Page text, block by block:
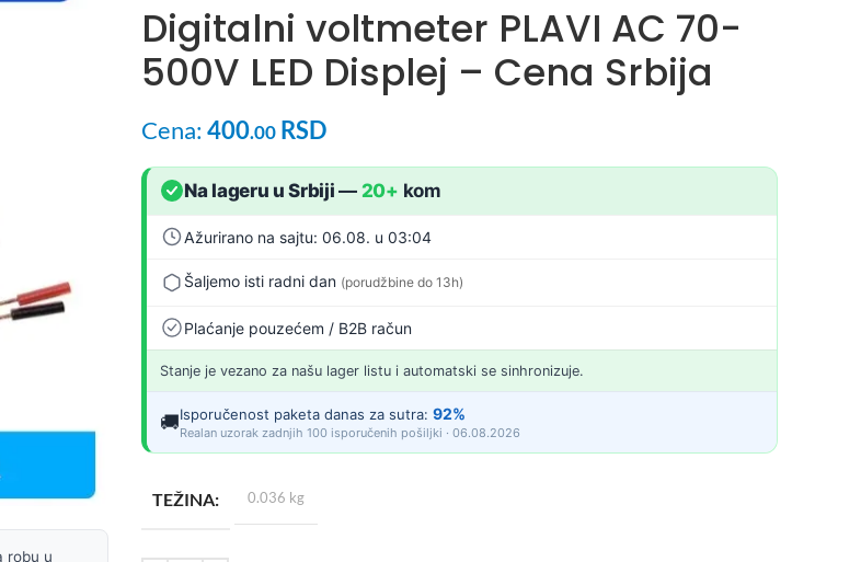
robu u
Digitalni voltmeter PLAVI AC 70-
500V LED Displej – Cena Srbija
Cena: 400.00 RSD
Na lageru u Srbiji — 20+ kom
Ažurirano na sajtu: 06.08. u 03:04
Šaljemo isti radni dan (porudžbine do 13h)
Plaćanje pouzećem / B2B račun
Stanje je vezano za našu lager listu i automatski se sinhronizuje.
🚚Isporučenost paketa danas za sutra: 92%
Realan uzorak zadnjih 100 isporučenih pošiljki · 06.08.2026
TEŽINA 0.036 kg